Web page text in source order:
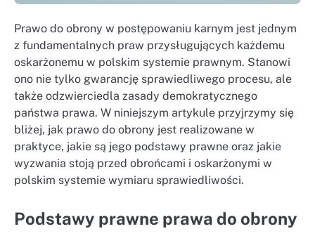
Prawo do obrony w postępowaniu karnym jest jednym
z fundamentalnych praw przysługujących każdemu
oskarżonemu w polskim systemie prawnym. Stanowi
ono nie tylko gwarancję sprawiedliwego procesu, ale
także odzwierciedla zasady demokratycznego
państwa prawa. W niniejszym artykule przyjrzymy się
bliżej, jak prawo do obrony jest realizowane w
praktyce, jakie są jego podstawy prawne oraz jakie
wyzwania stoją przed obrońcami i oskarżonymi w
polskim systemie wymiaru sprawiedliwości.
Podstawy prawne prawa do obrony